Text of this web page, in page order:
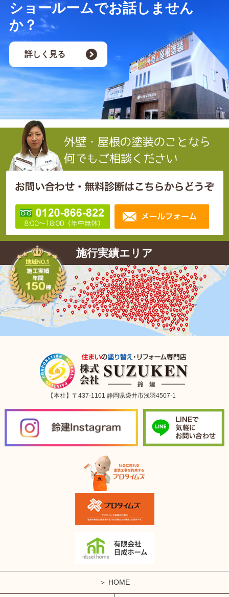
ショールームでお話しません
か？
詳しく見る
施行実績エリア
【本社】〒437-1101 静岡県袋井市浅羽4507-1
HOME